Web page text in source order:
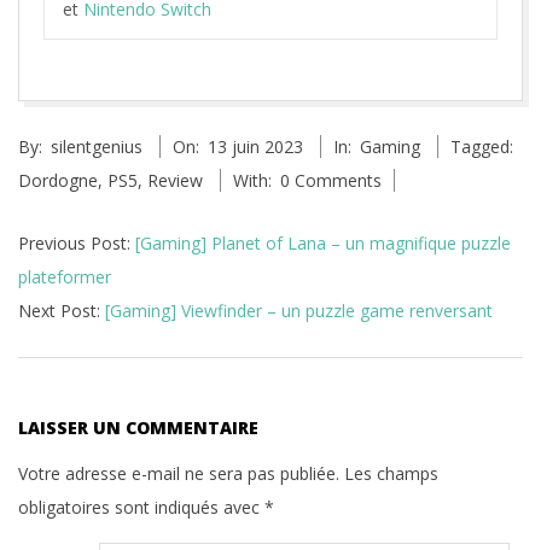
et Nintendo Switch
06-
13
By: silentgenius On: 13 juin 2023 In: Gaming
Tagged:
Dordogne, PS5, Review With: 0 Comments
Previous Post: [Gaming] Planet of Lana – un magnifique puzzle
plateformer
Next Post: [Gaming] Viewfinder – un puzzle game renversant
LAISSER UN COMMENTAIRE
Votre adresse e-mail ne sera pas publiée. Les champs
obligatoires sont indiqués avec *